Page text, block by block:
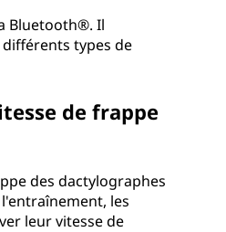
Bluetooth®. Il
types de
de frappe
des dactylographes
les
leur vitesse de